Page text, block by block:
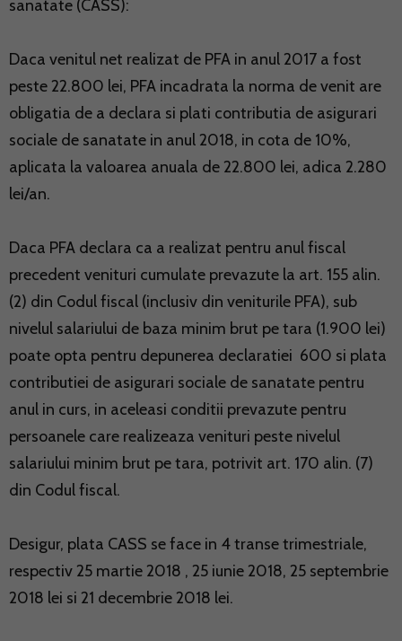
sanatate (CASS):
Daca venitul net realizat de PFA in anul 2017 a fost
peste 22.800 lei, PFA incadrata la norma de venit are
obligatia de a declara si plati contributia de asigurari
sociale de sanatate in anul 2018, in cota de 10%,
aplicata la valoarea anuala de 22.800 lei, adica 2.280
lei/an.
Daca PFA declara ca a realizat pentru anul fiscal
precedent venituri cumulate prevazute la art. 155 alin.
(2) din Codul fiscal (inclusiv din veniturile PFA), sub
nivelul salariului de baza minim brut pe tara (1.900 lei)
poate opta pentru depunerea declaratiei 600 si plata
contributiei de asigurari sociale de sanatate pentru
anul in curs, in aceleasi conditii prevazute pentru
persoanele care realizeaza venituri peste nivelul
salariului minim brut pe tara, potrivit art. 170 alin. (7)
din Codul fiscal.
Desigur, plata CASS se face in 4 transe trimestriale,
respectiv 25 martie 2018 , 25 iunie 2018, 25 septembrie
2018 lei si 21 decembrie 2018 lei.